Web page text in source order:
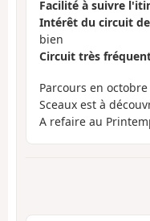
Facilité à suivre
Intérêt du circuit
bien
Circuit très
Parcours en
Sceaux est à
A refaire au